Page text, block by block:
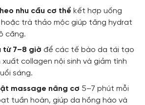
nhu cầu cơ thể kết hợp uống
trà thảo mộc giúp tăng hydrat
căng.
từ 7–8 giờ để các tế bào da tái tạo
collagen nội sinh và giảm tình
sáng.
massage nâng cơ 5–7 phút mỗi
tuần hoàn, giúp da hồng hào và